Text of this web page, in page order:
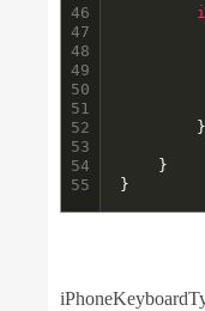
46
47
48
49
50
51
52
53
54
55
Debug.Log(
}